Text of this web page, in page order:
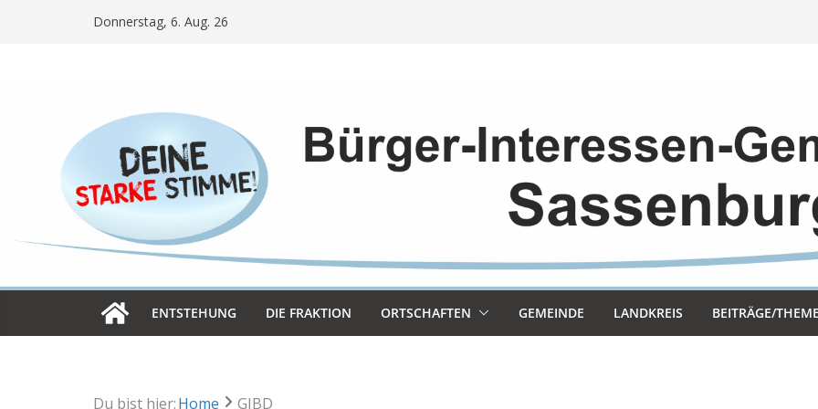
Donnerstag, 6. Aug. 26
ENT­STE­HUNG DIE FRAK­TION ORT­SCHAF­TEN GEMEINDE LAND­KREIS BEITRÄGE/
Du bist hier:Home GIBD